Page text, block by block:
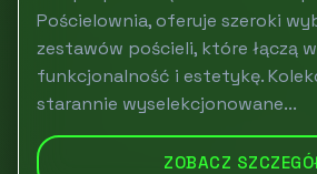
Pościelownia, oferuje szeroki
zestawów pościeli, które łączą
funkcjonalność i estetykę.
starannie wyselekcjonowane...
ZOBACZ